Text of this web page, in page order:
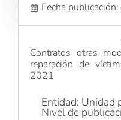
Fecha
Contratos otras
reparación de
2021
Entidad: Unidad
Nivel de